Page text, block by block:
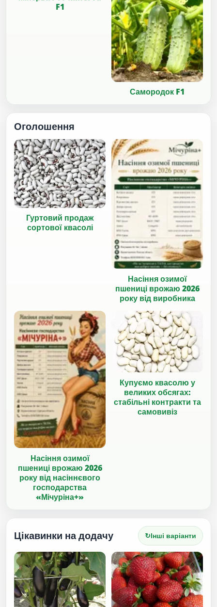
F1
Самородок F1
Оголошення
Гуртовий продаж
сортової квасолі
Насіння озимої
пшениці врожаю 2026
року від виробника
Насіння озимої
пшениці врожаю 2026
року від насіннєвого
господарства
«Мічуріна+»
Купуємо квасолю у
великих обсягах:
стабільні контракти та
самовивіз
Цікавинки на додачу ↻Інші варіанти